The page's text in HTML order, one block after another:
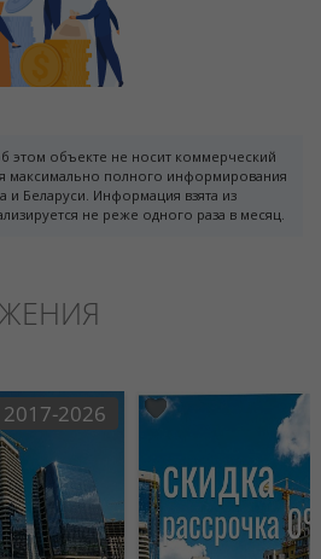
этом объекте не носит коммерческий
максимально полного информирования
Беларуси. Информация взята из
не реже одного раза в месяц.
2017-2026